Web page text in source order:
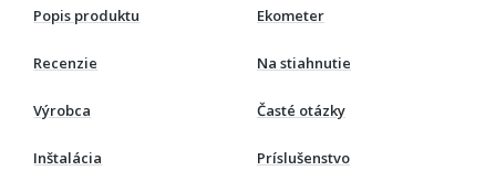
Popis produktu Ekometer
Recenzie Na stiahnutie
Výrobca Časté otázky
Inštalácia Príslušenstvo